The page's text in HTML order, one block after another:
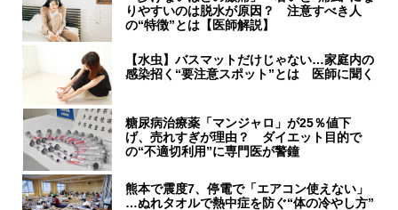
りやすいのは脱水が原因？ 注意すべき人
の“特徴”とは【医師解説】
【水虫】バスマットだけじゃない…家庭内の
感染招く“要注意スポット”とは 医師に聞く
糖尿病治療薬「マンジャロ」が25％値下
げ、売れすぎが理由？ ダイエット目的で
の“不適切利用”に専門医が警鐘
熊本で震度7、停電で「エアコン使えない」
…ぬれタオルで熱中症を防ぐ“体の冷やし方”